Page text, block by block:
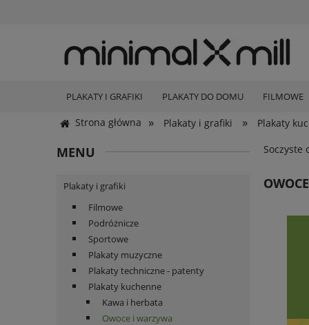
PLAKATY I GRAFIKI PLAKATY DO DOMU FILMOWE
Strona główna » Plakaty i grafiki » Plakaty
MENU
Plakaty i grafiki
Filmowe
Podróżnicze
Sportowe
Plakaty muzyczne
Plakaty techniczne - patenty
Plakaty kuchenne
Kawa i herbata
Owoce i warzywa
Soczyste